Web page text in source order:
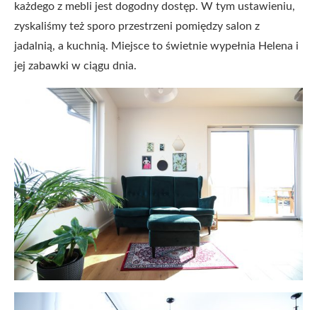
każdego z mebli jest dogodny dostęp. W tym ustawieniu,
zyskaliśmy też sporo przestrzeni pomiędzy salon z
jadalnią, a kuchnią. Miejsce to świetnie wypełnia Helena i
jej zabawki w ciągu dnia.